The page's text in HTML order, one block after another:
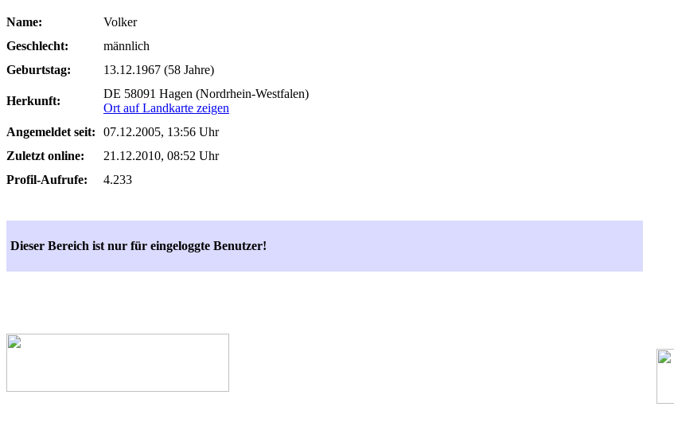
Name:
Volker
Geschlecht:
männlich
Geburtstag:
13.12.1967 (58 Jahre)
Herkunft:
DE 58091 Hagen (Nordrhein-Westfalen)
Ort auf Landkarte zeigen
Angemeldet seit:
07.12.2005, 13:56 Uhr
Zuletzt online:
21.12.2010, 08:52 Uhr
Profil-Aufrufe:
4.233
Dieser Bereich ist nur für eingeloggte Benutzer!